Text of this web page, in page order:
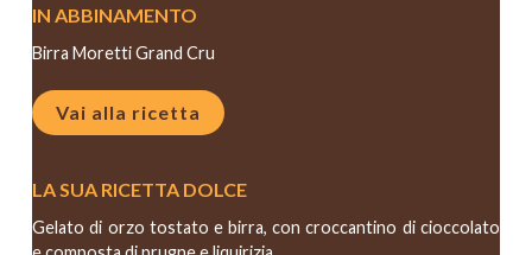
IN ABBINAMENTO
Birra Moretti Grand Cru
Vai alla ricetta
LA SUA RICETTA DOLCE
Gelato di orzo tostato e birra, con croccantino di cioccolato